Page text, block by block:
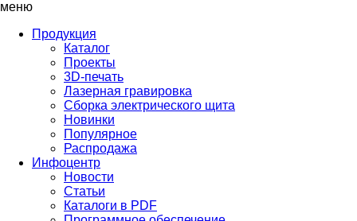
меню
Продукция
Каталог
Проекты
3D-печать
Лазерная гравировка
Сборка электрического щита
Новинки
Популярное
Распродажа
Инфоцентр
Новости
Статьи
Каталоги в PDF